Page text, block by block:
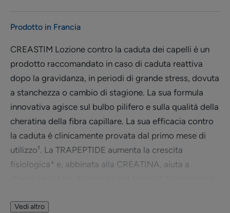
Prodotto in Francia
CREASTIM Lozione contro la caduta dei capelli è un
prodotto raccomandato in caso di caduta reattiva
dopo la gravidanza, in periodi di grande stress, dovuta
a stanchezza o cambio di stagione. La sua formula
innovativa agisce sul bulbo pilifero e sulla qualità della
cheratina della fibra capillare. La sua efficacia contro
la caduta è clinicamente provata dal primo mese di
utilizzo¹. La TRAPEPTIDE aumenta la crescita
fisiologica* e, abbinata alla CREATINA, aiuta a
capello. La caduta dei capelli è rallentata, la crescita
Vedi altro